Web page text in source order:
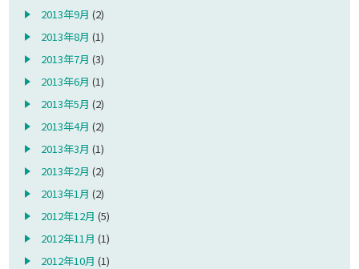
2013年9月 (2)
2013年8月 (1)
2013年7月 (3)
2013年6月 (1)
2013年5月 (2)
2013年4月 (2)
2013年3月 (1)
2013年2月 (2)
2013年1月 (2)
2012年12月 (5)
2012年11月 (1)
2012年10月 (1)